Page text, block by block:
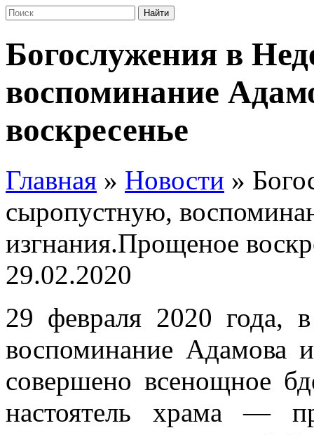
Богослужения в
воспоминание
воскресенье
Главная » Новости »
сыропустную,
изгнания.Прощеное
29.02.2020
29 февраля 2020 года,
воспоминание Адамова
совершено всенощное
настоятель храма —